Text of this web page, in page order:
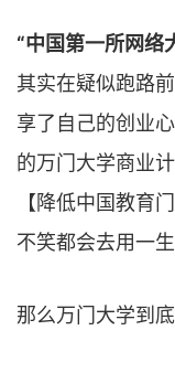
“中国第一所网络
其实在疑似跑路
享了自己的创业
的万门大学商业
【降低中国教育
不笑都会去用一
那么万门大学到